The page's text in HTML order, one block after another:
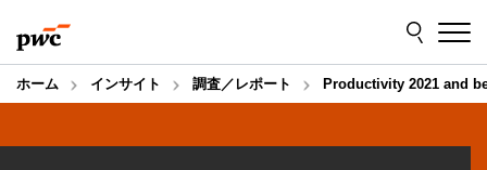
to
content
to
footer
ホーム インサイト 調査／レポート Productivity 2021 and